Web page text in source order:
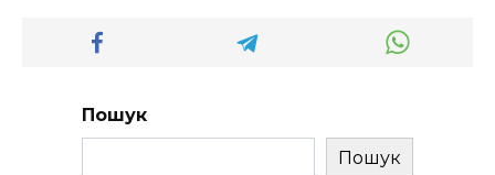
Пошук
Пошук